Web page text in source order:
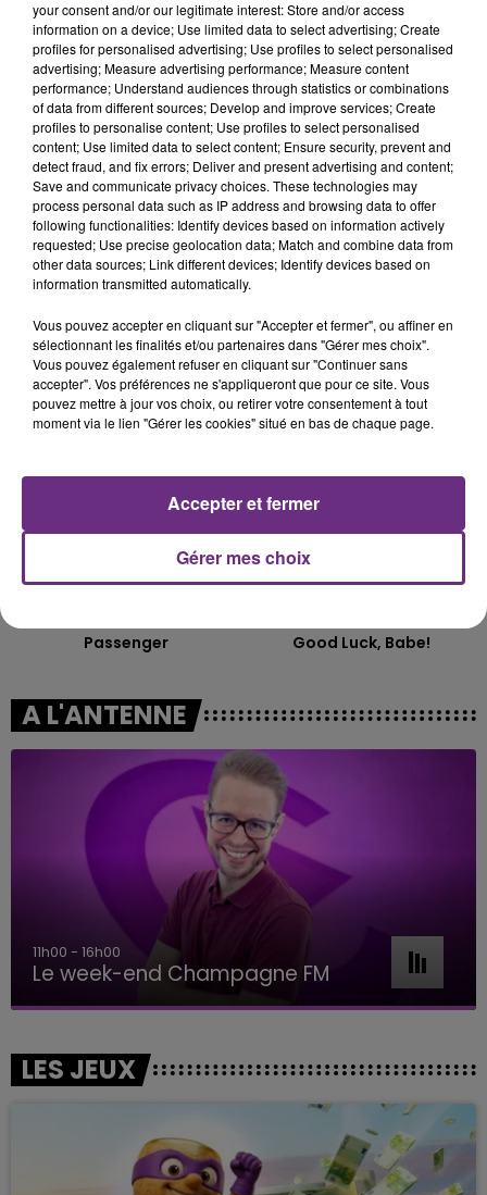
fermer ses portes.
TITRES DIFFUSÉS
11h29
11h29
ADELE CASTILLON
Ete Avec Toi
11h25
11h25
SAM SMITH
I'm Not The Only One
11h22
11h22
Passenger
11h19
11h19
Good Luck, Babe!
A L'ANTENNE
11h00 - 16h00
Le week-end Champagne FM
LES JEUX
your consent and/or our legitimate interest: Store and/or access
information on a device; Use limited data to select advertising; Create
profiles for personalised advertising; Use profiles to select personalised
advertising; Measure advertising performance; Measure content
performance; Understand audiences through statistics or combinations
of data from different sources; Develop and improve services; Create
profiles to personalise content; Use profiles to select personalised
content; Use limited data to select content; Ensure security, prevent and
detect fraud, and fix errors; Deliver and present advertising and content;
Save and communicate privacy choices. These technologies may
process personal data such as IP address and browsing data to offer
following functionalities: Identify devices based on information actively
requested; Use precise geolocation data; Match and combine data from
other data sources; Link different devices; Identify devices based on
information transmitted automatically.
Vous pouvez accepter en cliquant sur "Accepter et fermer", ou affiner en
sélectionnant les finalités et/ou partenaires dans "Gérer mes choix".
Vous pouvez également refuser en cliquant sur "Continuer sans
accepter". Vos préférences ne s'appliqueront que pour ce site. Vous
pouvez mettre à jour vos choix, ou retirer votre consentement à tout
moment via le lien "Gérer les cookies" situé en bas de chaque page.
Gérer mes choix
Accepter et fermer